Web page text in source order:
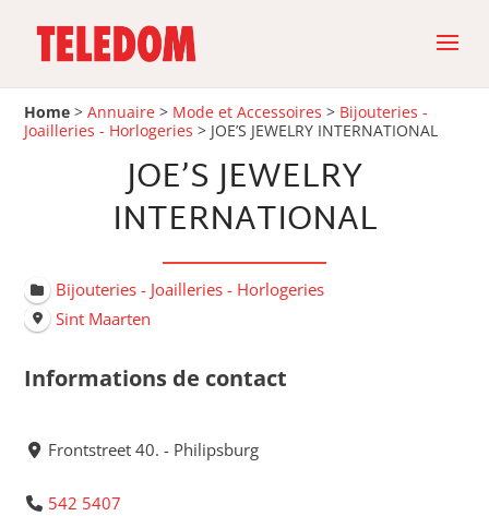
Home >Annuaire > Mode et Accessoires > Bijouteries -
Joailleries - Horlogeries > JOE’S JEWELRY INTERNATIONAL
JOE’S JEWELRY
INTERNATIONAL
Bijouteries - Joailleries - Horlogeries
Sint Maarten
Informations de contact
Frontstreet 40. - Philipsburg
542 5407